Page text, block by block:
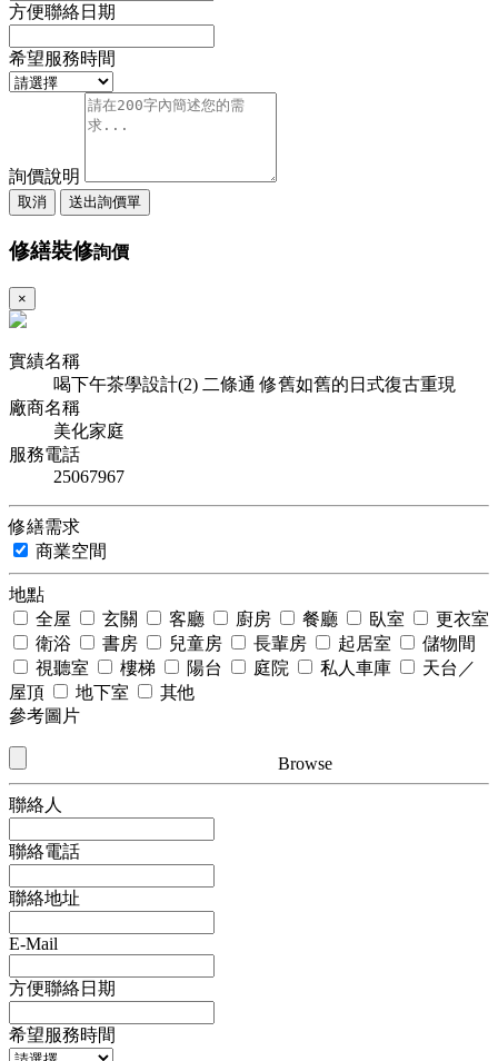
方便聯絡日期
希望服務時間
詢價說明
取消 送出詢價單
修繕裝修詢價
×
實績名稱
喝下午茶學設計(2) 二條通 修舊如舊的日式復古重現
廠商名稱
美化家庭
服務電話
25067967
修繕需求
商業空間
地點
全屋
玄關 客廳 廚房 餐廳 臥室
更衣室
衛浴
書房 兒童房 長輩房 起居室
儲物間
視聽室
樓梯 陽台 庭院 私人車庫
天台／
屋頂
地下室
其他
參考圖片
Browse
聯絡人
聯絡電話
聯絡地址
E-Mail
方便聯絡日期
希望服務時間